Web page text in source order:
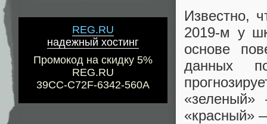
REG.RU
надежный хостинг
Промокод на скидку 5%
REG.RU
39CC-C72F-6342-560A
Известно,
2019-м у
основе
данных
«красный»